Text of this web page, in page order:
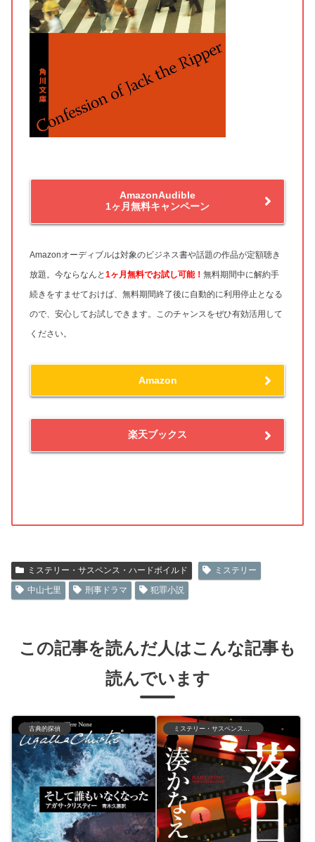
AmazonAudible
1ヶ月無料キャンペーン
Amazonオーディブルは対象のビジネス書や話題の作品が定額聴き
放題。今ならなんと 1ヶ月無料でお試し可能！ 無料期間中に解約手
続きをすませておけば、無料期間終了後に自動的に利用停止となる
ので、安心してお試しできます。このチャンスをぜひ有効活用して
ください。
Amazon
楽天ブックス
ミステリー・サスペンス・ハードボイルド
ミステリー
中山七里
刑事ドラマ 犯罪小説
この記事を読んだ人はこんな記事も
読んでいます
古典的探偵 ミステリー・サスペンス・ハードボイルド